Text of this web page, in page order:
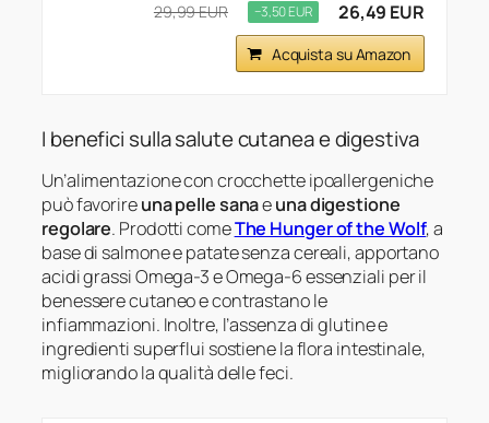
29,99 EUR −3,50 EUR 26,49 EUR
Acquista su Amazon
I benefici sulla salute cutanea e digestiva
Un’alimentazione con crocchette ipoallergeniche
può favorireuna pelle sanaeuna digestione
regolare. Prodotti comeThe Hunger of the Wolf, a
base di salmone e patate senza cereali, apportano
acidi grassi Omega-3 e Omega-6 essenziali per il
benessere cutaneo e contrastano le
infiammazioni. Inoltre, l’assenza di glutine e
ingredienti superflui sostiene la flora intestinale,
migliorando la qualità delle feci.